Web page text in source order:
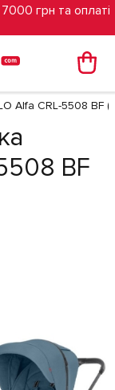
грн та оплаті
Alfa CRL-5508 BF
BF